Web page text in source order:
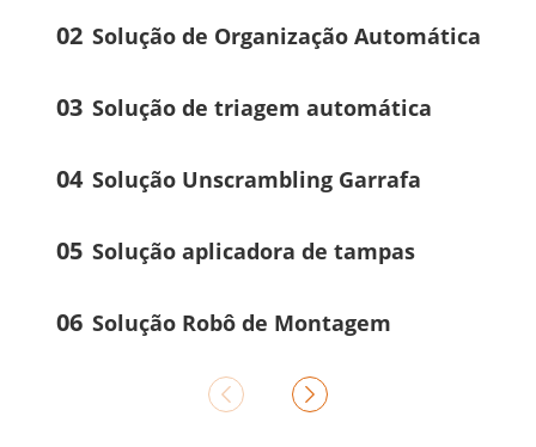
02 Solução de Organização Automática
03 Solução de triagem automática
04 Solução Unscrambling Garrafa
05 Solução aplicadora de tampas
06 Solução Robô de Montagem
 